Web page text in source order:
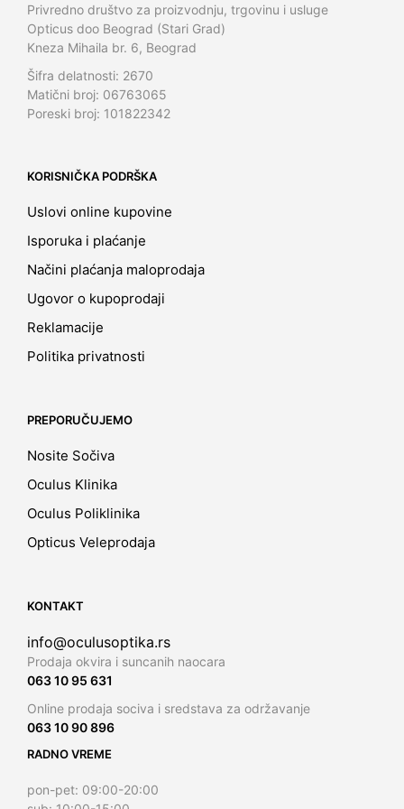
Privredno društvo za proizvodnju, trgovinu i usluge
Opticus doo Beograd (Stari Grad)
Kneza Mihaila br. 6, Beograd
Šifra delatnosti: 2670
Matični broj: 06763065
Poreski broj: 101822342
KORISNIČKA PODRŠKA
Uslovi online kupovine
Isporuka i plaćanje
Načini plaćanja maloprodaja
Ugovor o kupoprodaji
Reklamacije
Politika privatnosti
PREPORUČUJEMO
Nosite Sočiva
Oculus Klinika
Oculus Poliklinika
Opticus Veleprodaja
KONTAKT
info@oculusoptika.rs
Prodaja okvira i suncanih naocara
063 10 95 631
Online prodaja sociva i sredstava za održavanje
063 10 90 896
RADNO VREME
pon-pet: 09:00-20:00